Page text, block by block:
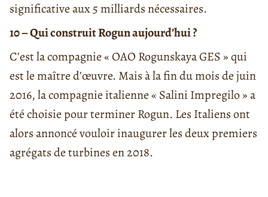
significative aux 5 milliards nécessaires.
10 – Qui construit Rogun aujourd’hui ?
C’est la compagnie « OAO Rogunskaya GES » qui
est le maître d’œuvre. Mais à la fin du mois de juin
2016, la compagnie italienne « Salini Impregilo » a
été choisie pour terminer Rogun. Les Italiens ont
alors annoncé vouloir inaugurer les deux premiers
agrégats de turbines en 2018.